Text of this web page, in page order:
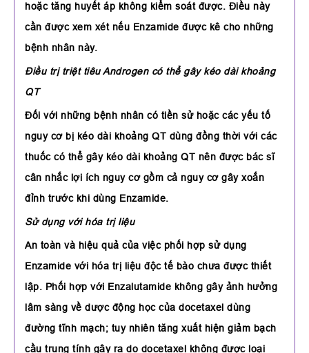
hoặc tăng huyết áp không kiểm soát được. Điều này
cần được xem xét nếu Enzamide được kê cho những
bệnh nhân này.
Điều trị triệt tiêu Androgen có thể gây kéo dài khoảng
QT
Đối với những bệnh nhân có tiền sử hoặc các yếu tố
nguy cơ bị kéo dài khoảng QT dùng đồng thời với các
thuốc có thể gây kéo dài khoảng QT nên được bác sĩ
cân nhắc lợi ích nguy cơ gồm cả nguy cơ gây xoắn
đỉnh trước khi dùng Enzamide.
Sử dụng với hóa trị liệu
An toàn và hiệu quả của việc phối hợp sử dụng
Enzamide với hóa trị liệu độc tế bào chưa được thiết
lập. Phối hợp với Enzalutamide không gây ảnh hưởng
lâm sàng về dược động học của docetaxel dùng
đường tĩnh mạch; tuy nhiên tăng xuất hiện giảm bạch
cầu trung tính gây ra do docetaxel không được loại